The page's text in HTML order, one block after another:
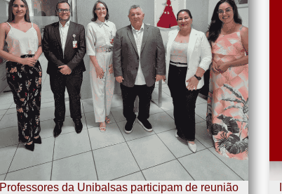
Professores da Unibalsas participam de reunião